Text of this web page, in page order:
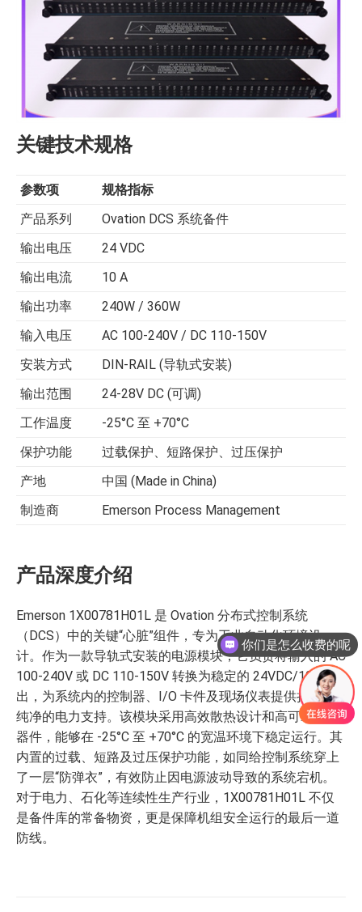
关键技术规格
参数项
规格指标
产品系列
Ovation DCS 系统备件
输出电压
24 VDC
输出电流
10 A
输出功率
240W / 360W
输入电压
AC 100-240V / DC 110-150V
安装方式
DIN-RAIL (导轨式安装)
输出范围
24-28V DC (可调)
工作温度
-25°C 至 +70°C
保护功能
过载保护、短路保护、过压保护
产地
中国 (Made in China)
制造商
Emerson Process Management
产品深度介绍
Emerson 1X00781H01L 是 Ovation 分布式控制系统
（DCS）中的关键“心脏”组件，专为工业自动化环境设
计。作为一款导轨式安装的电源模块，它负责将输入的 AC
100-240V 或 DC 110-150V 转换为稳定的 24VDC/10A 输
出，为系统内的控制器、I/O 卡件及现场仪表提供持续、
纯净的电力支持。该模块采用高效散热设计和高可靠性元
器件，能够在 -25°C 至 +70°C 的宽温环境下稳定运行。其
内置的过载、短路及过压保护功能，如同给控制系统穿上
了一层“防弹衣”，有效防止因电源波动导致的系统宕机。
对于电力、石化等连续性生产行业，1X00781H01L 不仅
是备件库的常备物资，更是保障机组安全运行的最后一道
防线。
你们是怎么收费的呢